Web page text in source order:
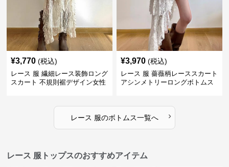
¥3,770 (税込)
レース 服 繊細レース装飾ロング
スカート 不規則裾デザイン女性
¥3,970 (税込)
レース 服 薔薇柄レーススカート
アシンメトリーロングボトムス
レース 服のボトムス一覧へ ›
レース 服トップスのおすすめアイテム